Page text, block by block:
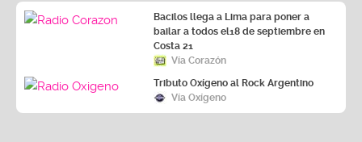
Bacilos llega a Lima para poner a
bailar a todos el18 de septiembre en
Costa 21
Vía Corazón
Tributo Oxígeno al Rock Argentino
Vía Oxígeno